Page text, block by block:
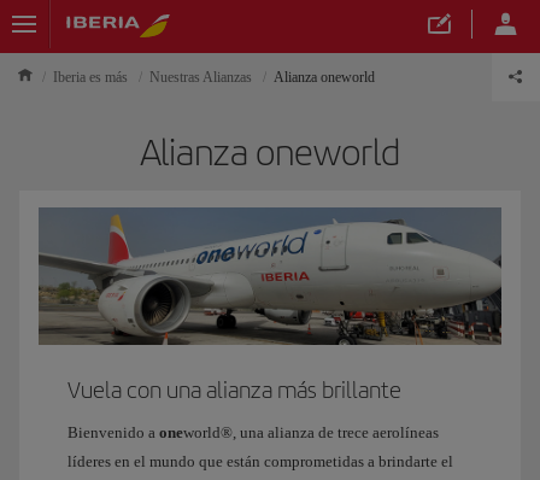
Iberia es más Nuestras Alianzas Alianza oneworld
Alianza oneworld
Vuela con una alianza más brillante
Bienvenido a oneworld®, una alianza de trece aerolíneas
líderes en el mundo que están comprometidas a brindarte el